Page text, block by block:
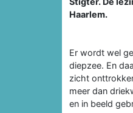
Haarlem.
Er wordt wel
diepzee. En
zicht
meer dan
en in beeld